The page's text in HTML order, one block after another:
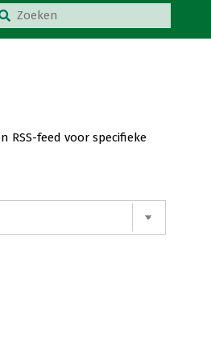
feed voor specifieke